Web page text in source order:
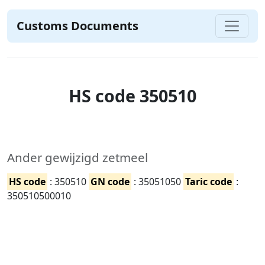
Customs Documents
HS code 350510
Ander gewijzigd zetmeel
HS code : 350510 GN code : 35051050 Taric code :
350510500010